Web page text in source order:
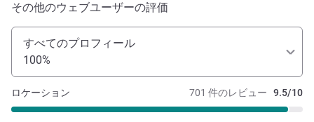
その他のウェブユーザーの評価
すべてのプロフィール
100%
701 件のレビュー 9.5/10
ロケーション